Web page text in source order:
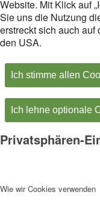
Website. Mit Klick auf
Sie uns die Nutzung
erstreckt sich auch
den USA.
Ich stimme allen
Ich lehne optionale
Privatsphären-
Wie wir Cookies verwenden